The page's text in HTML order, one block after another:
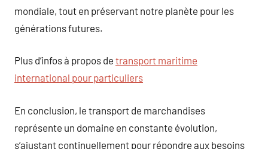
mondiale, tout en préservant notre planète pour les
générations futures.
Plus d’infos à propos de transport maritime
international pour particuliers
En conclusion, le transport de marchandises
représente un domaine en constante évolution,
s’ajustant continuellement pour répondre aux besoins